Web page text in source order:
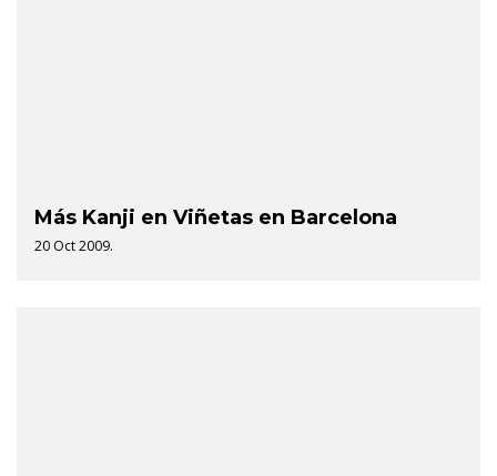
Más Kanji en Viñetas en Barcelona
20 Oct 2009.